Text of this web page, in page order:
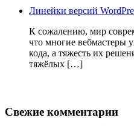
Линейки версий
К сожалению, мир
что многие вебмастеры
кода, а тяжесть их
тяжёлых […]
Свежие комментарии